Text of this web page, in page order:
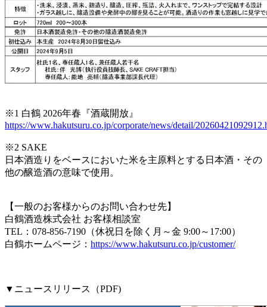
※1 白鶴 2026年春『酒蔵開放』
https://www.hakutsuru.co.jp/corporate/news/detail/
※2 SAKE
日本酒造りをベースにおいた米を主原料とする日本酒・その
他の醸造酒の意味で使用。
【一般のお客様からのお問い合わせ先】
白鶴酒造株式会社 お客様相談室
TEL：078-856-7190（休祝日を除く月～金 9:00～17:00）
白鶴ホームページ： https://www.hakutsuru.co.jp/customer/
▼ニュースリリース（PDF)